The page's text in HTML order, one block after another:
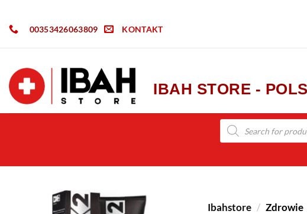
00353426063809 KONTAKT
IBAH STORE -
Ibahstore / Zdrowie